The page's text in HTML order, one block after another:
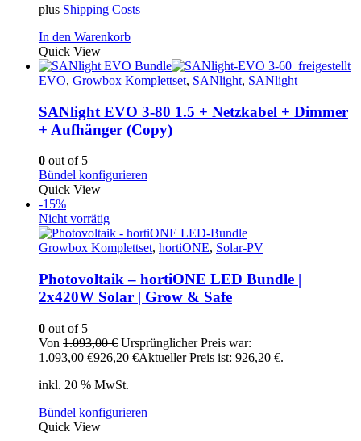
plus Shipping Costs
In den Warenkorb
Quick View
EVO, Growbox Komplettset, SANlight, SANlight
SANlight EVO 3-80 1.5 + Netzkabel + Dimmer
+ Aufhänger (Copy)
0 out of 5
Bündel konfigurieren
Quick View
-15%
Nicht vorrätig
Growbox Komplettset, hortiONE, Solar-PV
Photovoltaik – hortiONE LED Bundle |
2x420W Solar | Grow & Safe
0 out of 5
Von 1.093,00€ Ursprünglicher Preis war:
1.093,00 €926,20 €Aktueller Preis ist: 926,20 €.
inkl. 20 % MwSt.
Bündel konfigurieren
Quick View